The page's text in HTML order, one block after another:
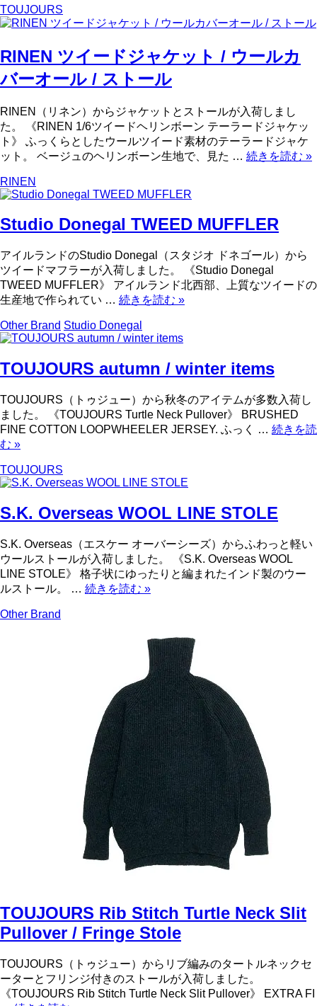
TOUJOURS
RINEN ツイードジャケット / ウールカ
バーオール / ストール
RINEN（リネン）からジャケットとストールが入荷しまし
た。 《RINEN 1/6ツイードヘリンボーン テーラードジャケッ
ト》 ふっくらとしたウールツイード素材のテーラードジャケ
ット。 ベージュのヘリンボーン生地で、見た … 続きを読む »
RINEN
Studio Donegal TWEED MUFFLER
アイルランドのStudio Donegal（スタジオ ドネゴール）から
ツイードマフラーが入荷しました。 《Studio Donegal
TWEED MUFFLER》 アイルランド北西部、上質なツイードの
生産地で作られてい … 続きを読む »
Other Brand Studio Donegal
TOUJOURS autumn / winter items
TOUJOURS（トゥジュー）から秋冬のアイテムが多数入荷し
ました。 《TOUJOURS Turtle Neck Pullover》 BRUSHED
FINE COTTON LOOPWHEELER JERSEY. ふっく … 続きを読
む »
TOUJOURS
S.K. Overseas WOOL LINE STOLE
S.K. Overseas（エスケー オーバーシーズ）からふわっと軽い
ウールストールが入荷しました。 《S.K. Overseas WOOL
LINE STOLE》 格子状にゆったりと編まれたインド製のウー
ルストール。 … 続きを読む »
Other Brand
TOUJOURS Rib Stitch Turtle Neck Slit
Pullover / Fringe Stole
TOUJOURS（トゥジュー）からリブ編みのタートルネックセ
ーターとフリンジ付きのストールが入荷しました。
《TOUJOURS Rib Stitch Turtle Neck Slit Pullover》 EXTRA FI